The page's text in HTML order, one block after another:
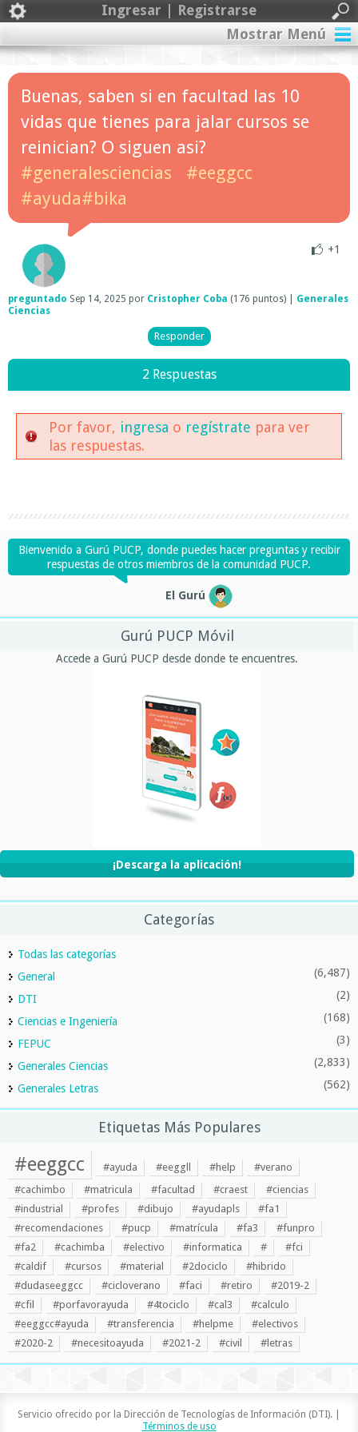
Ingresar | Registrarse
Mostrar Menú
Buenas, saben si en facultad las 10
vidas que tienes para jalar cursos se
reinician? O siguen asi?
#generalesciencias
#eeggcc
#ayuda#bika
+1
preguntado Sep 14, 2025 por Cristopher Coba (176 puntos)
Generales
Ciencias
2 Respuestas
Por favor, ingresa o regístrate para ver
las respuestas.
Bienvenido a Gurú PUCP, donde puedes hacer preguntas y recibir
respuestas de otros miembros de la comunidad PUCP.
El Gurú
Gurú PUCP Móvil
Accede a Gurú PUCP desde donde te encuentres.
¡Descarga la aplicación!
Categorías
Todas las categorías
General
(6,487)
DTI (2)
Ciencias e Ingeniería (168)
FEPUC (3)
Generales Ciencias (2,833)
Generales Letras (562)
Etiquetas Más Populares
#eeggcc #ayuda #eeggll #help
#verano
#cachimbo
#matricula #facultad #craest
#ciencias
#industrial
#profes #dibujo #ayudapls
#fa1
#recomendaciones
#pucp #matrícula #fa3
#funpro
#fa2
#cachimba #electivo #informatica #
#fci
#caldif
#cursos #material #2dociclo
#hibrido
#dudaseeggcc
#cicloverano #faci #retiro
#2019-2
#cfil
#porfavorayuda #4tociclo #cal3
#calculo
#eeggcc#ayuda
#transferencia #helpme
#electivos
#2020-2
#necesitoayuda #2021-2 #civil #letras
Servicio ofrecido por la Dirección de Tecnologías de Información (DTI). |
Términos de uso